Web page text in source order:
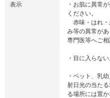
表示
・お肌に異常
ください。
赤味・はれ・
み等の異常が
専門医等へご相
・目に入らな
・ペット、乳
射日光の当た
る場所には置か